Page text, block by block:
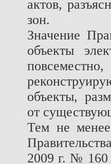
актов,
зон.
Значение
объекты
объекты,
от
Тем не менее
2009 г. № 160